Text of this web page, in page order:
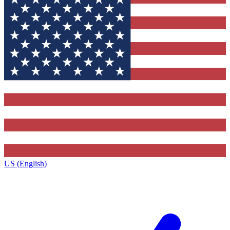
US (English)